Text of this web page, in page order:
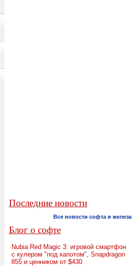
Последние новости
Все новости софта и железа
Блог о софте
Nubia Red Magic 3: игровой смартфон
с кулером "под капотом", Snapdragon
855 и ценником от $430